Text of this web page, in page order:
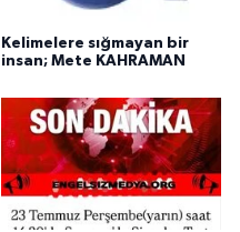
Kelimelere sığmayan bir
insan; Mete KAHRAMAN